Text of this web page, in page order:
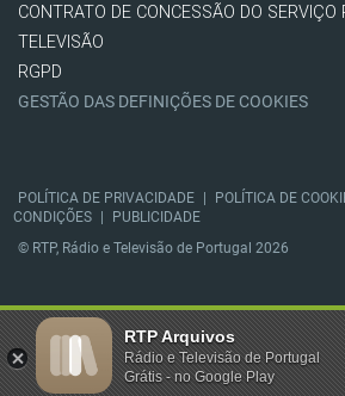
CONTRATO DE CONCESSÃO DO SERVIÇO
TELEVISÃO
RGPD
GESTÃO DAS DEFINIÇÕES DE COOKIES
POLÍTICA DE PRIVACIDADE | POLÍTICA DE
CONDIÇÕES |
PUBLICIDADE
© RTP, Rádio e Televisão de Portugal 2026
RTP Arquivos
Rádio e Televisão de Portugal
Grátis - no Google Play